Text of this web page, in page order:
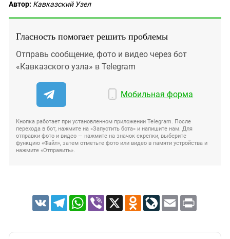
Автор: Кавказский Узел
Гласность помогает решить проблемы
Отправь сообщение, фото и видео через бот
«Кавказского узла» в Telegram
Мобильная форма
Кнопка работает при установленном приложении Telegram. После
перехода в бот, нажмите на «Запустить бота» и напишите нам. Для
отправки фото и видео — нажмите на значок скрепки, выберите
функцию «Файл», затем отметьте фото или видео в памяти устройства и
нажмите «Отправить».
VK TelegramWhatsApp
Viber X Odnoklassniki
LiveJournal
Email Print